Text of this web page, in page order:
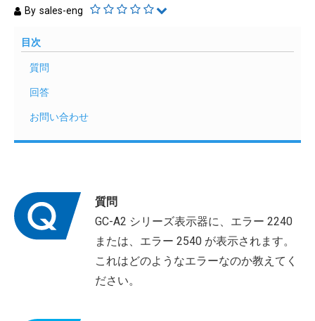
By sales-eng
目次
質問
回答
お問い合わせ
質問
GC-A2 シリーズ表示器に、エラー 2240
または、エラー 2540 が表示されます。
これはどのようなエラーなのか教えてく
ださい。